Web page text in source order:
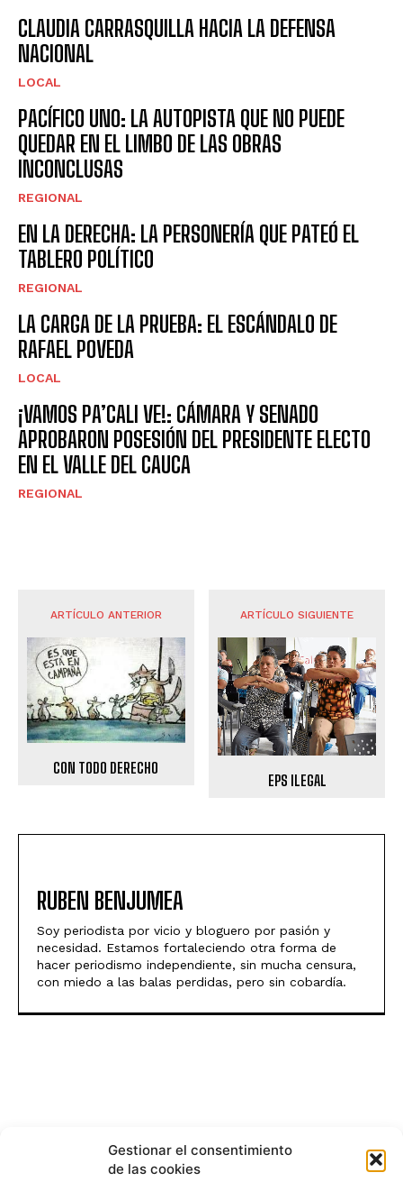
Gestionar el consentimiento
de las cookies
CLAUDIA CARRASQUILLA HACIA LA DEFENSA
NACIONAL
LOCAL
PACÍFICO UNO: LA AUTOPISTA QUE NO PUEDE
QUEDAR EN EL LIMBO DE LAS OBRAS
INCONCLUSAS
REGIONAL
EN LA DERECHA: LA PERSONERÍA QUE PATEÓ EL
TABLERO POLÍTICO
REGIONAL
LA CARGA DE LA PRUEBA: EL ESCÁNDALO DE
RAFAEL POVEDA
LOCAL
¡VAMOS PA’CALI VE!: CÁMARA Y SENADO
APROBARON POSESIÓN DEL PRESIDENTE ELECTO
EN EL VALLE DEL CAUCA
REGIONAL
ARTÍCULO ANTERIOR
CON TODO DERECHO
ARTÍCULO SIGUIENTE
EPS ILEGAL
RUBEN BENJUMEA
Soy periodista por vicio y bloguero por pasión y
necesidad. Estamos fortaleciendo otra forma de
hacer periodismo independiente, sin mucha censura,
con miedo a las balas perdidas, pero sin cobardía.